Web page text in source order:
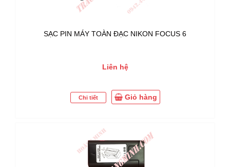
SẠC PIN MÁY TOÀN ĐẠC NIKON FOCUS 6
Liên hệ
Chi tiết Giỏ hàng